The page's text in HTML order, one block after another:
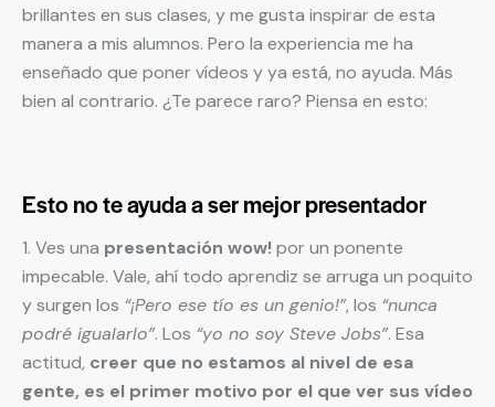
brillantes en sus clases, y me gusta inspirar de esta
manera a mis alumnos. Pero la experiencia me ha
enseñado que poner vídeos y ya está, no ayuda. Más
bien al contrario. ¿Te parece raro? Piensa en esto:
Esto no te ayuda a ser mejor presentador
1. Ves una presentación wow!por un ponente
impecable. Vale, ahí todo aprendiz se arruga un poquito
y surgen los “¡Pero ese tío es un genio!”, los “nunca
podré igualarlo”. Los “yo no soy Steve Jobs”. Esa
actitud, creer que no estamos al nivel de esa
gente, es el primer motivo por el que ver sus vídeo